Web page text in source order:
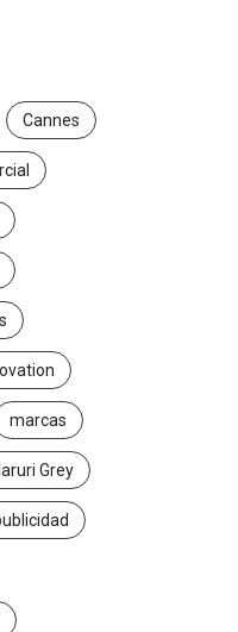
Cannes
marcas
Grey